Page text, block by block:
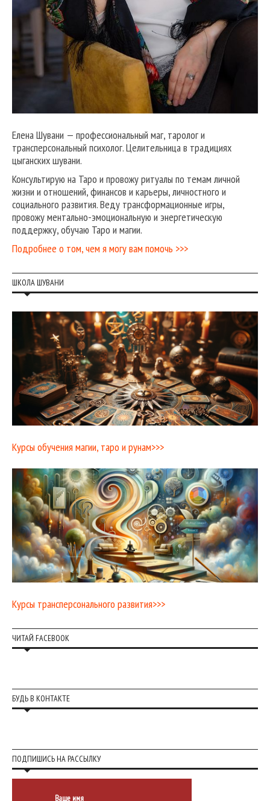
Елена Шувани — профессиональный маг, таролог и
трансперсональный психолог. Целительница в традициях
цыганских шувани.
Консультирую на Таро и провожу ритуалы по темам личной
жизни и отношений, финансов и карьеры, личностного и
социального развития. Веду трансформационные игры,
провожу ментально-эмоциональную и энергетическую
поддержку, обучаю Таро и магии.
Подробнее о том, чем я могу вам помочь >>>
ШКОЛА ШУВАНИ
Курсы обучения магии, таро и рунам>>>
Курсы трансперсонального развития>>>
ЧИТАЙ FACEBOOK
БУДЬ В КОНТАКТЕ
ПОДПИШИСЬ НА РАССЫЛКУ
Ваше имя